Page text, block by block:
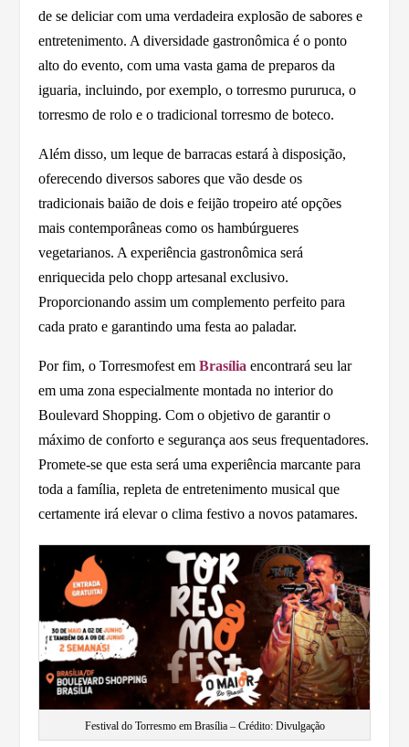
de se deliciar com uma verdadeira explosão de sabores e
entretenimento. A diversidade gastronômica é o ponto
alto do evento, com uma vasta gama de preparos da
iguaria, incluindo, por exemplo, o torresmo pururuca, o
torresmo de rolo e o tradicional torresmo de boteco.
Além disso, um leque de barracas estará à disposição,
oferecendo diversos sabores que vão desde os
tradicionais baião de dois e feijão tropeiro até opções
mais contemporâneas como os hambúrgueres
vegetarianos. A experiência gastronômica será
enriquecida pelo chopp artesanal exclusivo.
Proporcionando assim um complemento perfeito para
cada prato e garantindo uma festa ao paladar.
Por fim, o Torresmofest emBrasília encontrará seu lar
em uma zona especialmente montada no interior do
Boulevard Shopping. Com o objetivo de garantir o
máximo de conforto e segurança aos seus frequentadores.
Promete-se que esta será uma experiência marcante para
toda a família, repleta de entretenimento musical que
certamente irá elevar o clima festivo a novos patamares.
Festival do Torresmo em Brasília – Crédito: Divulgação